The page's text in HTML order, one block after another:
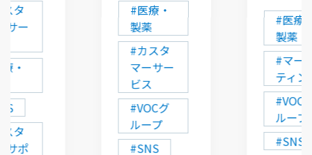
タ
サー
・
タ
サポ
#医療・
製薬
#カスタ
マーサー
ビス
#VOCグ
ループ
#SNS
#医療
製薬
#マー
ティン
#VOC
ループ
#SNS